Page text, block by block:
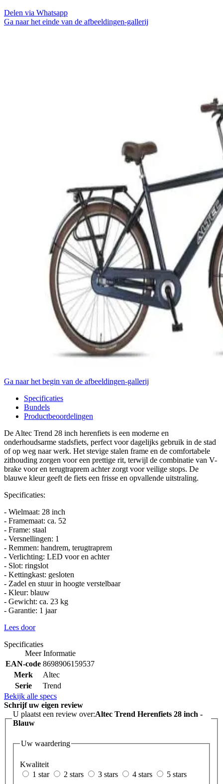
Delen via Whatsapp
Ga naar het einde van de afbeeldingen-gallerij
Ga naar het begin van de afbeeldingen-gallerij
Specificaties
Bundels
Productbeoordelingen
De Altec Trend 28 inch herenfiets is een moderne en
onderhoudsarme stadsfiets, perfect voor dagelijks gebruik in de stad
of op weg naar werk. Het stevige stalen frame en de comfortabele
zithouding zorgen voor een prettige rit, terwijl de combinatie van V-
brake voor en terugtraprem achter zorgt voor veilige stops. De
blauwe kleur geeft de fiets een frisse en opvallende uitstraling.
Specificaties:
- Wielmaat: 28 inch
- Framemaat: ca. 52
- Frame: staal
- Versnellingen: 1
- Remmen: handrem, terugtraprem
- Verlichting: LED voor en achter
- Slot: ringslot
- Kettingkast: gesloten
- Zadel en stuur in hoogte verstelbaar
- Kleur: blauw
- Gewicht: ca. 23 kg
- Garantie: 1 jaar
Lees door
Specificaties
Meer Informatie
EAN-code 8698906159537
Merk
Altec
Serie
Trend
Bekijk alle specs
Schrijf uw eigen review
U plaatst een review over:Altec Trend Herenfiets 28 inch -
Blauw
Uw waardering
Kwaliteit
1 star
2 stars 3 stars 4 stars 5 stars